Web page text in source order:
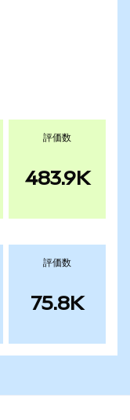
評価数
483.9K
評価数
75.8K